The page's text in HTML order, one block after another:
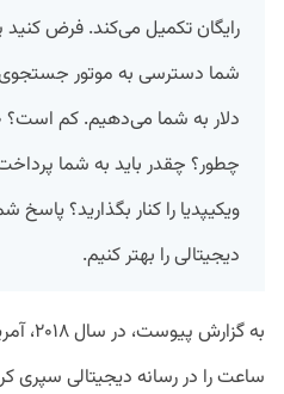
رایگان تکمیل می‌کند. فرض
چطور؟ چقدر باید به شما
ویکیپدیا را کنار بگذارید؟
دیجیتالی را بهتر کنیم.
ساعت را در رسانه دیجیتالی سپری